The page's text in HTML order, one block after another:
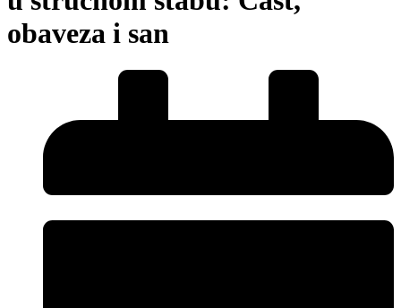
obaveza i san